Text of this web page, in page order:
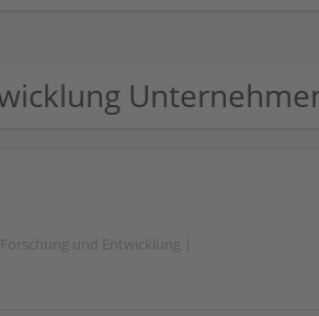
und Entwicklung |